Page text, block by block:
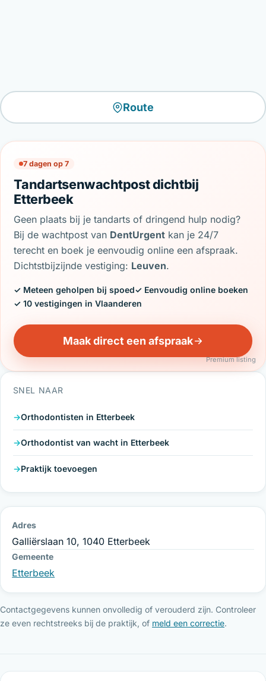
Route
7 dagen op 7
Tandartsenwachtpost dichtbij
Etterbeek
Geen plaats bij je tandarts of dringend hulp nodig?
Bij de wachtpost van DentUrgent kan je 24/7
terecht en boek je eenvoudig online een afspraak.
Dichtstbijzijnde vestiging: Leuven.
✓ Meteen geholpen bij spoed✓ Eenvoudig online boeken
✓ 10 vestigingen in Vlaanderen
Maak direct een afspraak
Premium listing
SNEL NAAR
Orthodontisten in Etterbeek
Orthodontist van wacht in Etterbeek
Praktijk toevoegen
Adres
Galliërslaan 10, 1040 Etterbeek
Gemeente
Etterbeek
Contactgegevens kunnen onvolledig of verouderd zijn. Controleer
ze even rechtstreeks bij de praktijk, of meld een correctie.